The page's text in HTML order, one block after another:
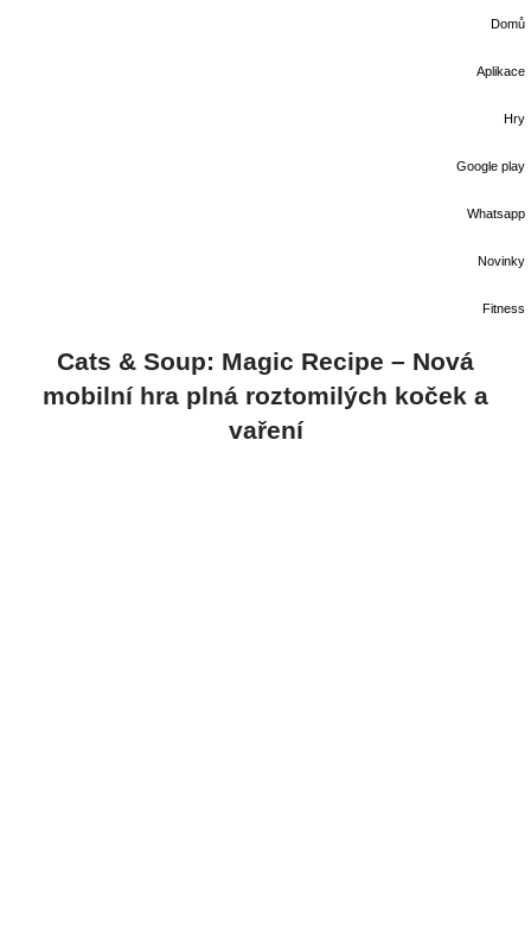
Domů
Aplikace
Hry
Google play
Whatsapp
Novinky
Fitness
Cats & Soup: Magic Recipe – Nová
mobilní hra plná roztomilých koček a
vaření